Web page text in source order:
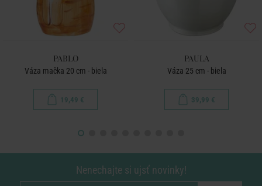
PABLO
Váza mačka 20 cm - biela
19,49 €
PAULA
Váza 25 cm - biela
39,99 €
Nenechajte si ujsť novinky!